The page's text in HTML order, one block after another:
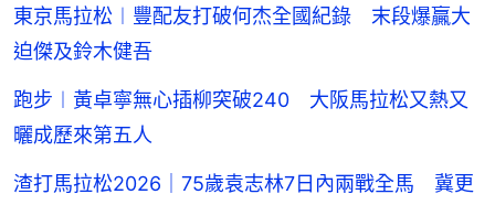
東京馬拉松︱豐配友打破何杰全國紀錄 末段爆贏大
迫傑及鈴木健吾
跑步︱黃卓寧無心插柳突破240 大阪馬拉松又熱又
曬成歷來第五人
渣打馬拉松2026｜75歲袁志林7日內兩戰全馬 冀更